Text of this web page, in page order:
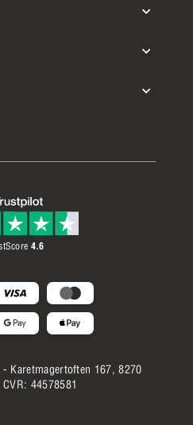
Karetmagertoften 167, 8270
44578581
4.6